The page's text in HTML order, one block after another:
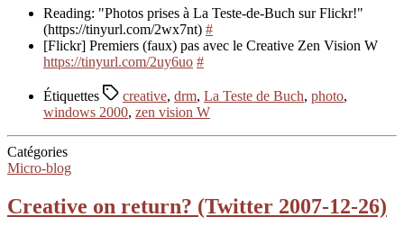
Reading: "Photos prises à La Teste-de-Buch sur Flickr!"
(https://tinyurl.com/2wx7nt) #
[Flickr] Premiers (faux) pas avec le Creative Zen Vision W
https://tinyurl.com/2uy6uo #
Étiquettes creative, drm, La Teste de Buch, photo,
windows 2000, zen vision W
Catégories
Micro-blog
Creative on return? (Twitter 2007-12-26)